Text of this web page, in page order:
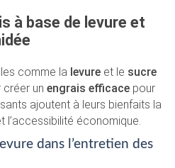
à base de levure et
comme la levureet le sucre
un engrais efficacepour
ajoutent à leurs bienfaits la
économique.
dans l’entretien des